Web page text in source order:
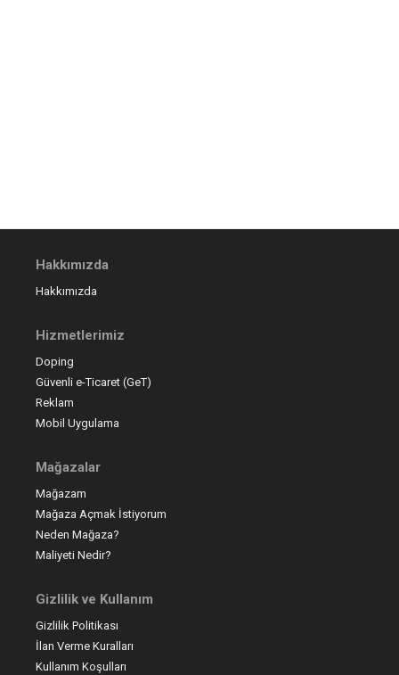
Hakkımızda
Hakkımızda
Hizmetlerimiz
Doping
Güvenli e-Ticaret (GeT)
Reklam
Mobil Uygulama
Mağazalar
Mağazam
Mağaza Açmak İstiyorum
Neden Mağaza?
Maliyeti Nedir?
Gizlilik ve Kullanım
Gizlilik Politikası
İlan Verme Kuralları
Kullanım Koşulları